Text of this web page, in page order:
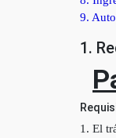
9.
1.
1. El